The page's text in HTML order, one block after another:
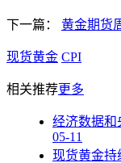
下一篇： 黄金期货
现货黄金 CPI
相关推荐更多
经济数据和
05-11
现货黄金持